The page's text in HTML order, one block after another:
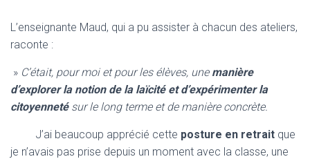
L’enseignante Maud, qui a pu assister à chacun des ateliers,
raconte :
» C’était, pour moi et pour les élèves, unemanière
d’explorer la notion de la laïcité et d’expérimenter la
citoyennetésur le long terme et de manière concrète.
J’ai beaucoup apprécié cette posture en retrait que
je n’avais pas prise depuis un moment avec la classe, une